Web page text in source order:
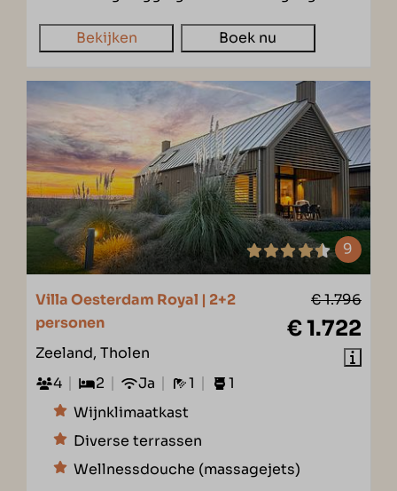
Bekijken Boek nu
9
€ 1.796
€ 1.722
Villa Oesterdam Royal | 2+2
personen
Zeeland, Tholen
4
2 Ja 1
1
Wijnklimaatkast
Diverse terrassen
Wellnessdouche (massagejets)